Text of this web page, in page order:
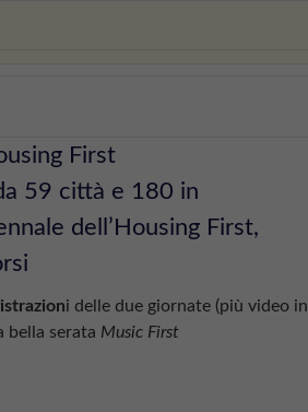
First
59 città e 180 in
dell’Housing First,
i delle due giornate (più video in
bella serata Music First